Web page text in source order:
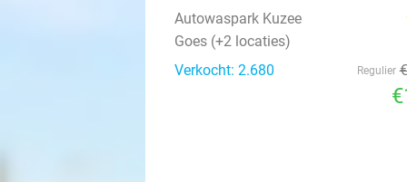
Autowaspark Kuzee
Goes (+2 locaties)
Verkocht: 2.680
Regulier